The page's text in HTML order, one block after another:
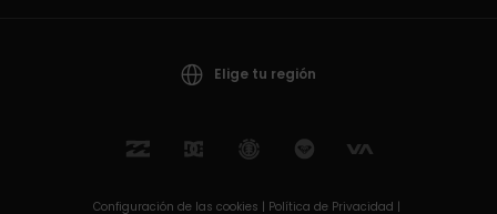
Elige tu región
Configuración de las cookies | Política de Privacidad |